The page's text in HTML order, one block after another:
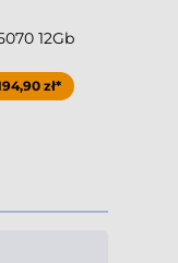
12Gb
zł*